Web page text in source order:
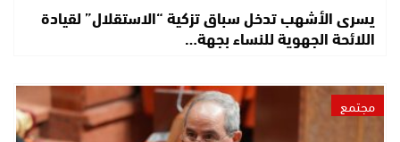
يسرى الأشهب تدخل سباق تزكية “الاستقلال” لقيادة
اللائحة الجهوية للنساء بجهة…
مجتمع